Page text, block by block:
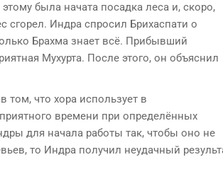
была начата посадка леса и, скоро,
сгорел. Индра спросил Брихаспати о
Брахма знает всё. Прибывший
Мухурта. После этого, он объяснил
том, что хора использует в
времени при определённых
для начала работы так, чтобы оно не
то Индра получил неудачный